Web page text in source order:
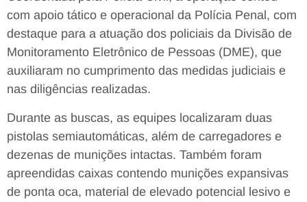
com apoio tático e operacional da Polícia Penal, com
destaque para a atuação dos policiais da Divisão de
Monitoramento Eletrônico de Pessoas (DME), que
auxiliaram no cumprimento das medidas judiciais e
nas diligências realizadas.
Durante as buscas, as equipes localizaram duas
pistolas semiautomáticas, além de carregadores e
dezenas de munições intactas. Também foram
apreendidas caixas contendo munições expansivas
de ponta oca, material de elevado potencial lesivo e